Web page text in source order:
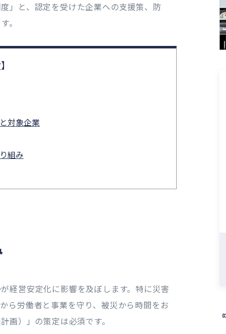
」と、認定を受けた企業への支援策、防
。
対象企業
組み
経営安定化に影響を及ぼします。特に災害
ら労働者と事業を守り、被災から時間をお
画）」の策定は必須です。